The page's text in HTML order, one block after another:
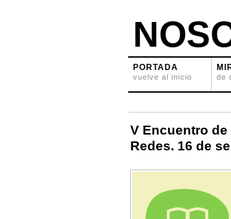
PORTADA
vuelve al inicio de
V Encuentro
Redes. 16 de